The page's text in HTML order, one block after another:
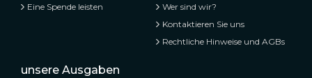
Eine Spende leisten
Wer sind wir?
Kontaktieren Sie uns
Rechtliche Hinweise und AGBs
unsere Ausgaben